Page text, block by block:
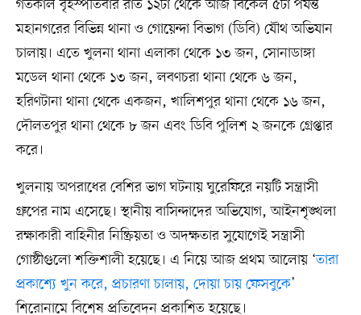
গতকাল বৃহস্পতিবার রাত ১২টা থেকে আজ বিকেল ৫টা পর্যন্ত
মহানগরের বিভিন্ন থানা ও গোয়েন্দা বিভাগ (ডিবি) যৌথ অভিযান
চালায়। এতে খুলনা থানা এলাকা থেকে ১৩ জন, সোনাডাঙ্গা
মডেল থানা থেকে ১৩ জন, লবণচরা থানা থেকে ৬ জন,
হরিণটানা থানা থেকে একজন, খালিশপুর থানা থেকে ১৬ জন,
দৌলতপুর থানা থেকে ৮ জন এবং ডিবি পুলিশ ২ জনকে গ্রেপ্তার
করে।
খুলনায় অপরাধের বেশির ভাগ ঘটনায় ঘুরেফিরে নয়টি সন্ত্রাসী
গ্রুপের নাম এসেছে। স্থানীয় বাসিন্দাদের অভিযোগ, আইনশৃঙ্খলা
রক্ষাকারী বাহিনীর নিষ্ক্রিয়তা ও অদক্ষতার সুযোগেই সন্ত্রাসী
গোষ্ঠীগুলো শক্তিশালী হয়েছে। এ নিয়ে আজ প্রথম আলোয় ‘তারা
প্রকাশ্যে খুন করে, প্রচারণা চালায়, দোয়া চায় ফেসবুকে’
শিরোনামে বিশেষ প্রতিবেদন প্রকাশিত হয়েছে।